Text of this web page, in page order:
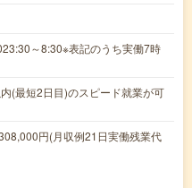
～8:30※表記のうち実働7時
(最短2日目)のスピード就業が可
円(月収例21日実働残業代